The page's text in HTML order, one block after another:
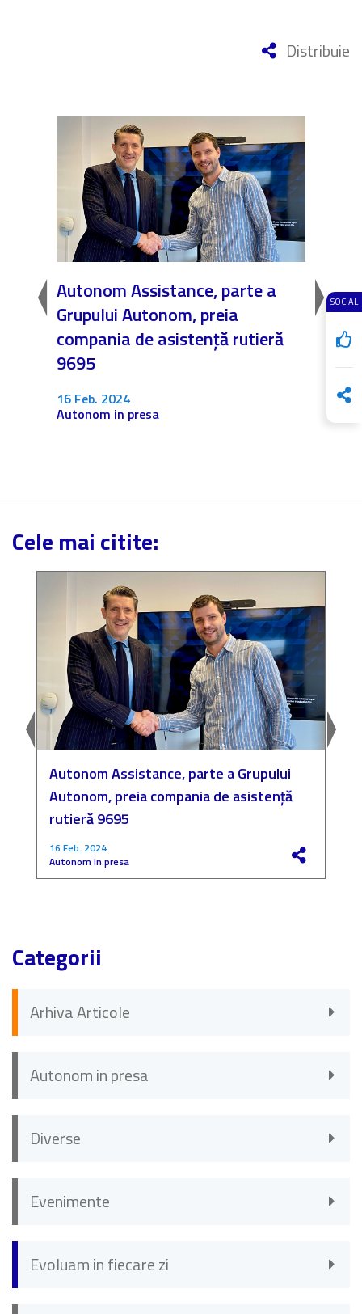
SOCIAL
Distribuie
Autonom Assistance, parte a
Grupului Autonom, preia
compania de asistență rutieră
9695
16 Feb. 2024
Autonom in presa
❤️
4
Fără
Cele mai citite:
Autonom Assistance, parte a Grupului
Autonom, preia compania de asistență
rutieră 9695
16 Feb. 2024
Autonom in presa
Categorii
Arhiva Articole
Autonom in presa
Diverse
Evenimente
Evoluam in fiecare zi